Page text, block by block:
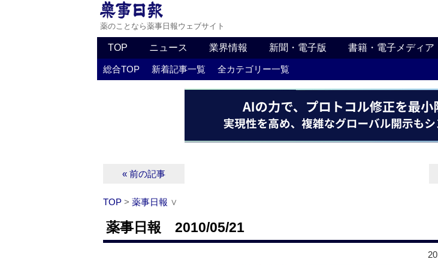
薬のことなら薬事日報ウェブサイト
TOP ニュース 業界情報 新聞・電子版 書籍・電子メディア
総合TOP 新着記事一覧 全カテゴリー一覧
« 前の記事
TOP > 薬事日報 ∨
薬事日報 2010/05/21